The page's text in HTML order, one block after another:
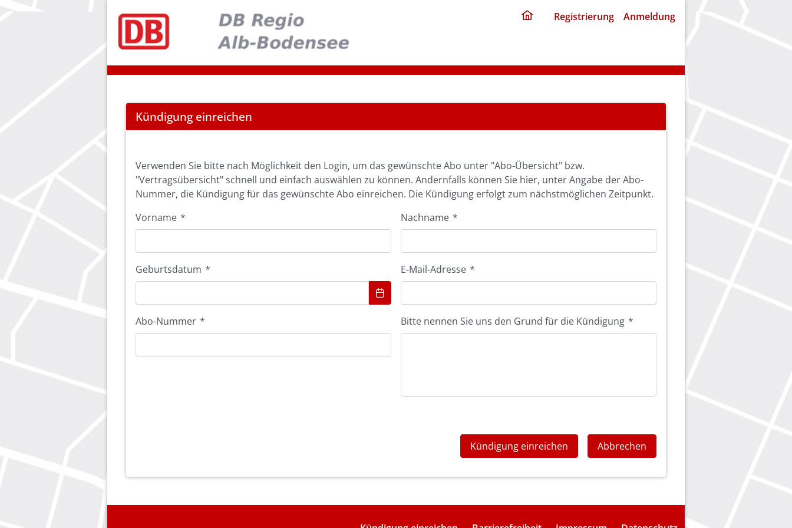
Registrierung Anmeldung
Cancel
Abo
Kündigung einreichen
Verwenden Sie bitte nach Möglichkeit den Login, um das gewünschte Abo unter "Abo-Übersicht" bzw.
"Vertragsübersicht" schnell und einfach auswählen zu können. Andernfalls können Sie hier, unter Angabe der Abo-
Nummer, die Kündigung für das gewünschte Abo einreichen. Die Kündigung erfolgt zum nächstmöglichen Zeitpunkt.
Vorname * Nachname *
Geburtsdatum * E-Mail-Adresse *
Abo-Nummer * Bitte nennen Sie uns den Grund für die Kündigung *
Kündigung einreichen Abbrechen